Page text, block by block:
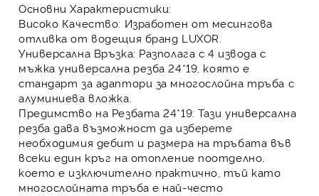
Основни Характеристики:
Високо Качество: Изработен от месингова
отливка от водещия бранд LUXOR
Универсална Връзка: Разполага с 4 извода с
мъжка универсална резба24*19 , която е
стандарт за адаптори за многослойна тръба с
алуминиева вложка
Предимство на Резбата 24*19: Тази универсална
резба дава възможност да изберете
необходимия дебит и размера на тръбата във
всеки един кръг на отопление поотделно,
което е изключително практично, тъй като
многослойната тръба е най-често